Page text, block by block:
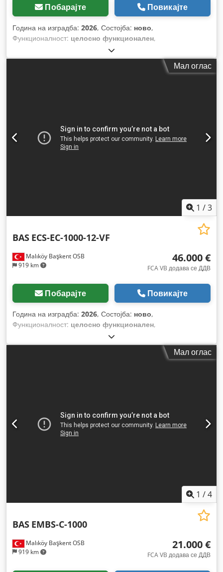
Побарајте Повикајте
Година на изградба: 2026, Состојба: ново,
Функционалност: целосно функционален,
Мал оглас
1 /3
Malıköy Başkent OSB
919 km
BAS ECS-EC-1000-12-VF
46.000 €
FCA VB додава се ДДВ
Побарајте Повикајте
Година на изградба: 2026, Состојба: ново,
Функционалност: целосно функционален,
Мал оглас
1 /4
Malıköy Başkent OSB
919 km
BAS EMBS-C-1000
21.000 €
FCA VB додава се ДДВ